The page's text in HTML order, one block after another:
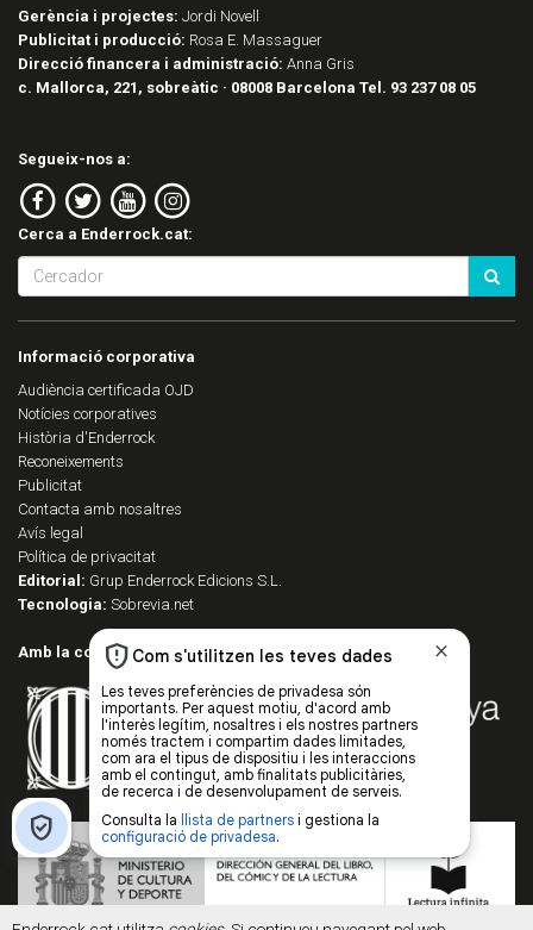
Gerència i projectes: Jordi Novell
Publicitat i producció: Rosa E. Massaguer
Direcció financera i administració: Anna Gris
c. Mallorca, 221, sobreàtic · 08008 Barcelona Tel. 93 237 08 05
Segueix-nos a:
Cerca a Enderrock.cat:
Informació corporativa
Audiència certificada OJD
Notícies corporatives
Història d'Enderrock
Reconeixements
Publicitat
Contacta amb nosaltres
Avís legal
Política de privacitat
Editorial: Grup Enderrock Edicions S.L.
Tecnologia: Sobrevia.net
Amb la col·laboració de: